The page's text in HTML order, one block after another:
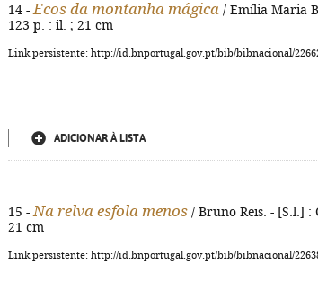
14 - Ecos da montanha mágica / Emília Maria
123 p. : il. ; 21 cm
Link persistente: http://id.bnportugal.gov.pt/bib/bibnacional/
ADICIONAR À LISTA
15 - Na relva esfola menos / Bruno Reis. - [S.l.]
21 cm
Link persistente: http://id.bnportugal.gov.pt/bib/bibnacional/